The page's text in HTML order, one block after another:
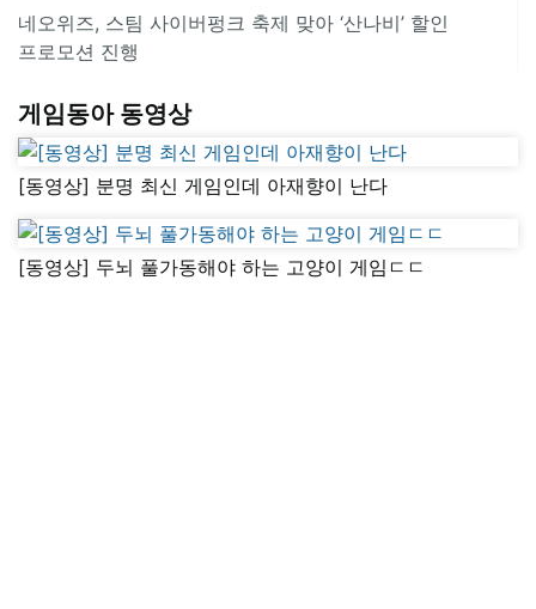
네오위즈, 스팀 사이버펑크 축제 맞아 ‘산나비’ 할인
프로모션 진행
게임동아 동영상
[동영상] 분명 최신 게임인데 아재향이 난다
[동영상] 두뇌 풀가동해야 하는 고양이 게임ㄷㄷ